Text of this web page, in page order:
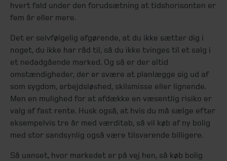
hvert fald under den forudsætning at tidshorisonten er
fem år eller mere.
Det er selvfølgelig afgørende, at du ikke sætter dig i
noget, du ikke har råd til, så du ikke tvinges til et salg i
et nedadgående marked. Og så er der altid
omstændigheder, der er svære at planlægge sig ud af
som sygdom, arbejdsløshed, skilsmisse eller lignende.
Men en mulighed for at afdække en væsentlig risiko er
valg af fast rente. Husk også, at hvis du må sælge efter
eksempelvis tre år med værditab, så vil køb af ny bolig
med stor sandsynlig også være tilsvarende billigere.
Så uanset, hvor markedet er på vej hen, så køb bolig